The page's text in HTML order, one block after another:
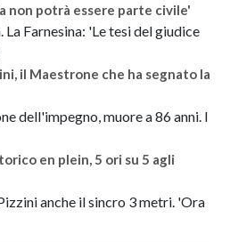
non potrà essere parte civile'
Farnesina: 'Le tesi del giudice
il Maestrone che ha segnato la
dell'impegno, muore a 86 anni. I
en plein, 5 ori su 5 agli
anche il sincro 3 metri. 'Ora